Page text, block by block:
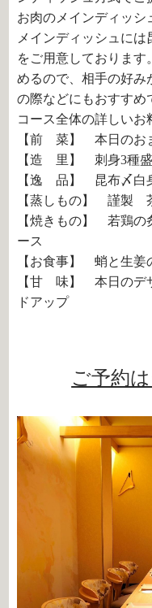
お肉のメインディッシ
メインディッシュに
をご用意しております
めるので、相手の好み
の際などにもおすすめ
コース全体の詳しいお
【前 菜】 本日のお
【造 里】 刺身3種
【逸 品】 昆布〆白
【蒸しもの】 謹製
【焼きもの】 若鶏
ース
【お食事】 蛸と生姜
【甘 味】 本日のデ
ドアップ
ご予約